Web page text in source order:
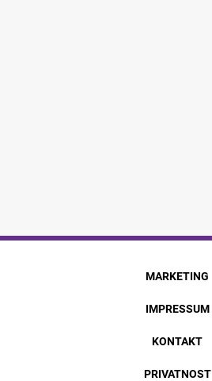
MARKETING
IMPRESSUM
KONTAKT
PRIVATNOST